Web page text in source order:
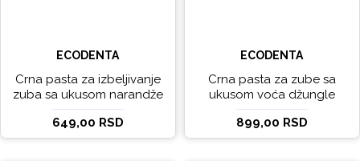
ECODENTA
Crna pasta za izbeljivanje
zuba sa ukusom narandže
Ecodenta 100 ml
649,00 RSD
ECODENTA
Crna pasta za zube sa
ukusom voća džungle
Ecodenta 75 ml
899,00 RSD